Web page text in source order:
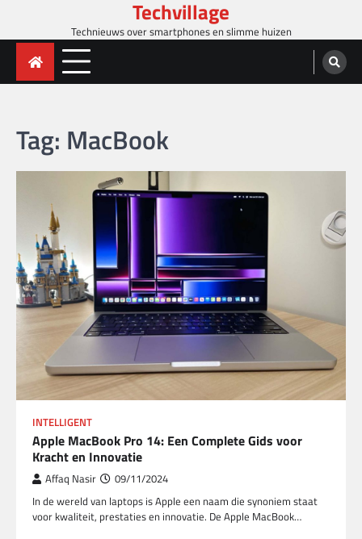
content
Techvillage
Technieuws over smartphones en slimme huizen
Tag: MacBook
INTELLIGENT
Apple MacBook Pro 14: Een Complete Gids voor
Kracht en Innovatie
Affaq Nasir 09/11/2024
In de wereld van laptops is Apple een naam die synoniem staat
voor kwaliteit, prestaties en innovatie. De Apple MacBook…